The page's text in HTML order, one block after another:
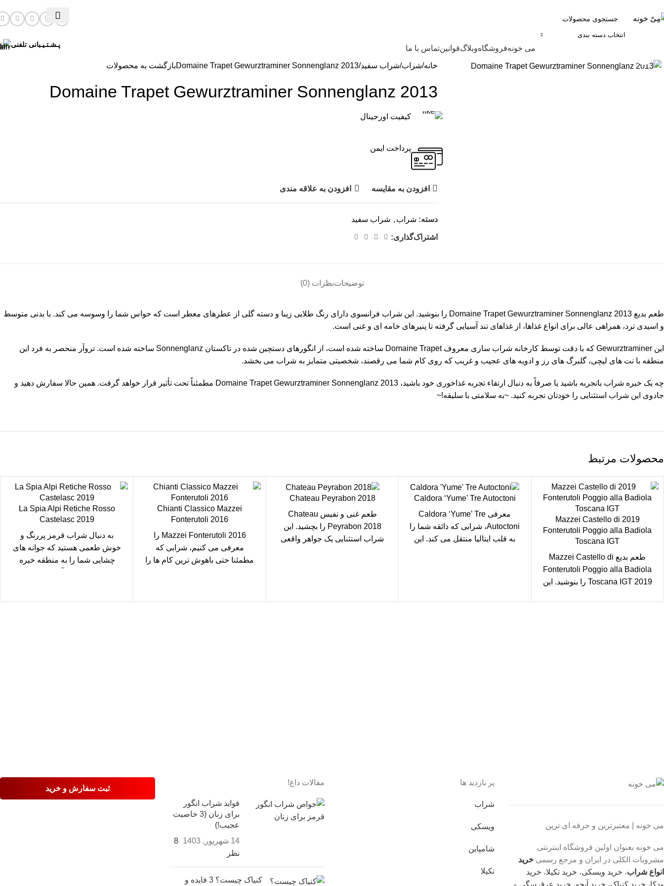
انتخاب دسته بندی
می خونهفروشگاهوبلاگقوانینتماس با ما
پـشـتـیـبانی تلفنی
خانه شراب شراب سفید 2013 Domaine Trapet Gewurztraminer Sonnenglanz بازگشت به محصولات
2013 Domaine Trapet Gewurztraminer Sonnenglanz
کیفیت اورجینال
پرداخت ایمن
افزودن به مقایسه افزودن به علاقه مندی
دسته: شراب , شراب سفید
اشتراک‌گذاری:
توضیحاتنظرات (0)
طعم بدیع Domaine Trapet Gewurztraminer Sonnenglanz 2013 را بنوشید. این شراب فرانسوی دارای رنگ طلایی زیبا و دسته گلی از عطرهای معطر است که حواس شما را وسوسه می کند. با بدنی متوسط ​​
و اسیدی ترد، همراهی عالی برای انواع غذاها، از غذاهای تند آسیایی گرفته تا پنیرهای خامه ای و غنی است.
این Gewurztraminer که با دقت توسط کارخانه شراب سازی معروف Domaine Trapet ساخته شده است، از انگورهای دستچین شده در تاکستان Sonnenglanz ساخته شده است. تروآر منحصر به فرد این
منطقه با نت های لیچی، گلبرگ های رز و ادویه های عجیب و غریب که روی کام شما می رقصند، شخصیتی متمایز به شراب می بخشد.
چه یک خبره شراب باتجربه باشید یا صرفاً به دنبال ارتقاء تجربه غذاخوری خود باشید، Domaine Trapet Gewurztraminer Sonnenglanz 2013 مطمئناً تحت تأثیر قرار خواهد گرفت. همین حالا سفارش دهید و
جادوی این شراب استثنایی را خودتان تجربه کنید. ~به سلامتی با سلیقه!~
محصولات مرتبط
2019 Mazzei Castello di
Fonterutoli Poggio alla Badiola
Toscana IGT
طعم بدیع Mazzei Castello di
Fonterutoli Poggio alla Badiola
Toscana IGT 2019 را بنوشید. این
Caldora ‘Yume’ Tre Autoctoni
معرفی Caldora ‘Yume’ Tre
Autoctoni، شرابی که ذائقه شما را
به قلب ایتالیا منتقل می کند. این
Chateau Peyrabon 2018
طعم غنی و نفیس Chateau
Peyrabon 2018 را بچشید. این
شراب استثنایی یک جواهر واقعی
Chianti Classico Mazzei
Fonterutoli 2016
Mazzei Fonterutoli 2016 را
معرفی می کنیم، شرابی که
مطمئنا حتی باهوش ترین کام ها را
La Spia Alpi Retiche Rosso
Castelasc 2019
به دنبال شراب قرمز پررنگ و
خوش طعمی هستید که جوانه های
چشایی شما را به منطقه خیره
می خونه | معتبرترین و حرفه ای ترین
می خونه بعنوان اولین فروشگاه اینترنتی
مشروبات الکلی در ایران و مرجع رسمی خرید
انواع شراب، خرید ویسکی، خرید تکیلا، خرید
پر بازدید ها
شراب
ویسکی
شامپاین
تکیلا
مقالات داغ!
فواید شراب انگور
برای زنان (3 خاصیت
عجیب!)
14 شهریور, 1403
8
نظر
کنیاک چیست؟ 3 فایده و
ثبت سفارش و خرید